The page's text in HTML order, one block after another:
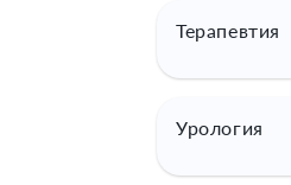
Терапевтия
Урология